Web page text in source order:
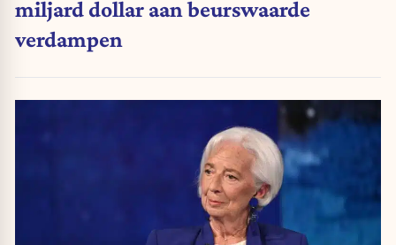
miljard dollar aan beurswaarde
verdampen